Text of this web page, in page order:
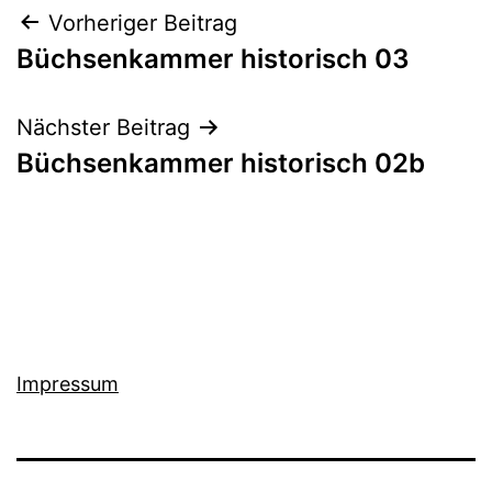
Beitragsnavigation
Vorheriger Beitrag
Büchsenkammer historisch 03
Nächster Beitrag
Büchsenkammer historisch 02b
Impressum